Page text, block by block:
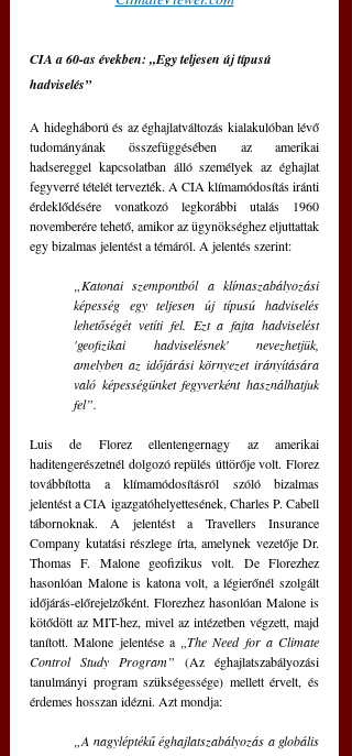
CIA a 60-as években: „Egy teljesen új típusú
hadviselés”
A hidegháború és az éghajlatváltozás kialakulóban lévő
tudományának összefüggésében az amerikai
hadsereggel kapcsolatban álló személyek az éghajlat
fegyverré tételét tervezték. A CIA klímamódosítás iránti
érdeklődésére vonatkozó legkorábbi utalás 1960
novemberére tehető, amikor az ügynökséghez eljuttattak
egy bizalmas jelentést a témáról. A jelentés szerint:
„Katonai szempontból a klímaszabályozási
képesség egy teljesen új típusú hadviselés
lehetőségét vetíti fel. Ezt a fajta hadviselést
'geofizikai hadviselésnek' nevezhetjük,
amelyben az időjárási környezet irányítására
való képességünket fegyverként használhatjuk
fel”.
Luis de Florez ellentengernagy az amerikai
haditengerészetnél dolgozó repülés úttörője volt. Florez
továbbította a klímamódosításról szóló bizalmas
jelentést a CIA igazgatóhelyettesének, Charles P. Cabell
tábornoknak. A jelentést a Travellers Insurance
Company kutatási részlege írta, amelynek vezetője Dr.
Thomas F. Malone geofizikus volt. De Florezhez
hasonlóan Malone is katona volt, a légierőnél szolgált
időjárás-előrejelzőként. Florezhez hasonlóan Malone is
kötődött az MIT-hez, mivel az intézetben végzett, majd
tanított. Malone jelentése a „The Need for a Climate
Control Study Program” (Az éghajlatszabályozási
tanulmányi program szükségessége) mellett érvelt, és
érdemes hosszan idézni. Azt mondja:
„A nagyléptékű éghajlatszabályozás a globális